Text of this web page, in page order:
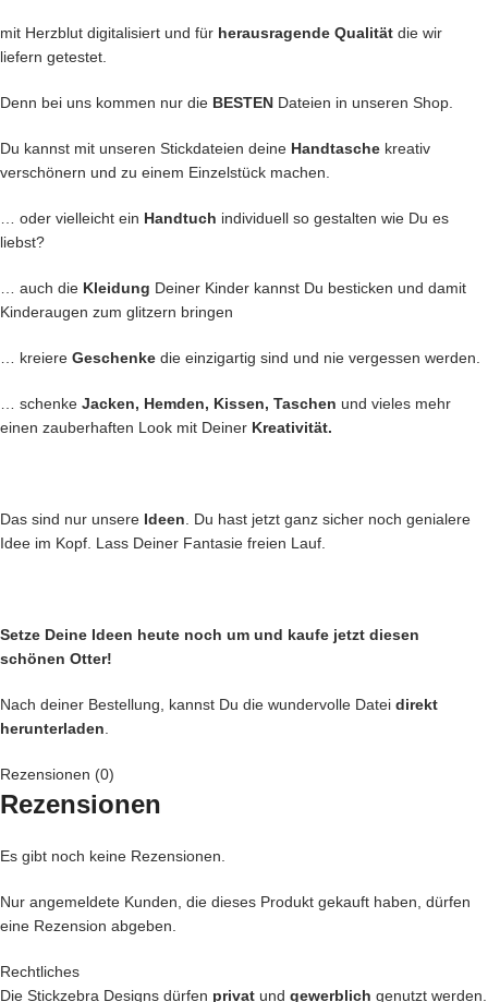
mit Herzblut digitalisiert und für herausragende Qualität die wir
liefern getestet.
Denn bei uns kommen nur die BESTEN Dateien in unseren Shop.
Du kannst mit unseren Stickdateien deine Handtasche kreativ
verschönern und zu einem Einzelstück machen.
… oder vielleicht ein Handtuch individuell so gestalten wie Du es
liebst?
… auch die Kleidung Deiner Kinder kannst Du besticken und damit
Kinderaugen zum glitzern bringen
… kreiere Geschenke die einzigartig sind und nie vergessen werden.
… schenke Jacken, Hemden, Kissen, Taschen und vieles mehr
einen zauberhaften Look mit Deiner Kreativität.
Das sind nur unsere Ideen . Du hast jetzt ganz sicher noch genialere
Idee im Kopf. Lass Deiner Fantasie freien Lauf.
Setze Deine Ideen heute noch um und kaufe jetzt diesen
schönen Otter!
Nach deiner Bestellung, kannst Du die wundervolle Datei direkt
herunterladen
Rezensionen (0)
Rezensionen
Es gibt noch keine Rezensionen.
Nur angemeldete Kunden, die dieses Produkt gekauft haben, dürfen
eine Rezension abgeben.
Rechtliches
Die Stickzebra Designs dürfen privat und gewerblich genutzt werden.